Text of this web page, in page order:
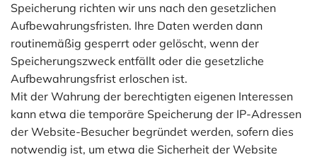
Speicherung richten wir uns nach den gesetzlichen
Aufbewahrungsfristen. Ihre Daten werden dann
routinemäßig gesperrt oder gelöscht, wenn der
Speicherungszweck entfällt oder die gesetzliche
Aufbewahrungsfrist erloschen ist.
Mit der Wahrung der berechtigten eigenen Interessen
kann etwa die temporäre Speicherung der IP-Adressen
der Website-Besucher begründet werden, sofern dies
notwendig ist, um etwa die Sicherheit der Website